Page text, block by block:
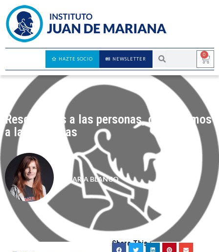
0
NEWSLETTER
HAZTE SOCIO
Rescatemos a las personas, condenemos
a las personas
MARÍA BLANCO
Share This :